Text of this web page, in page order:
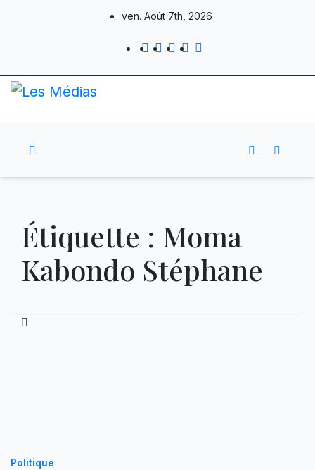
ven. Août 7th, 2026
Étiquette : Moma
Kabondo Stéphane
Politique